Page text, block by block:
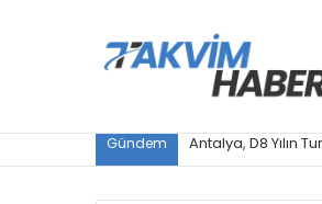
Gündem Antalya, D8 Yılın